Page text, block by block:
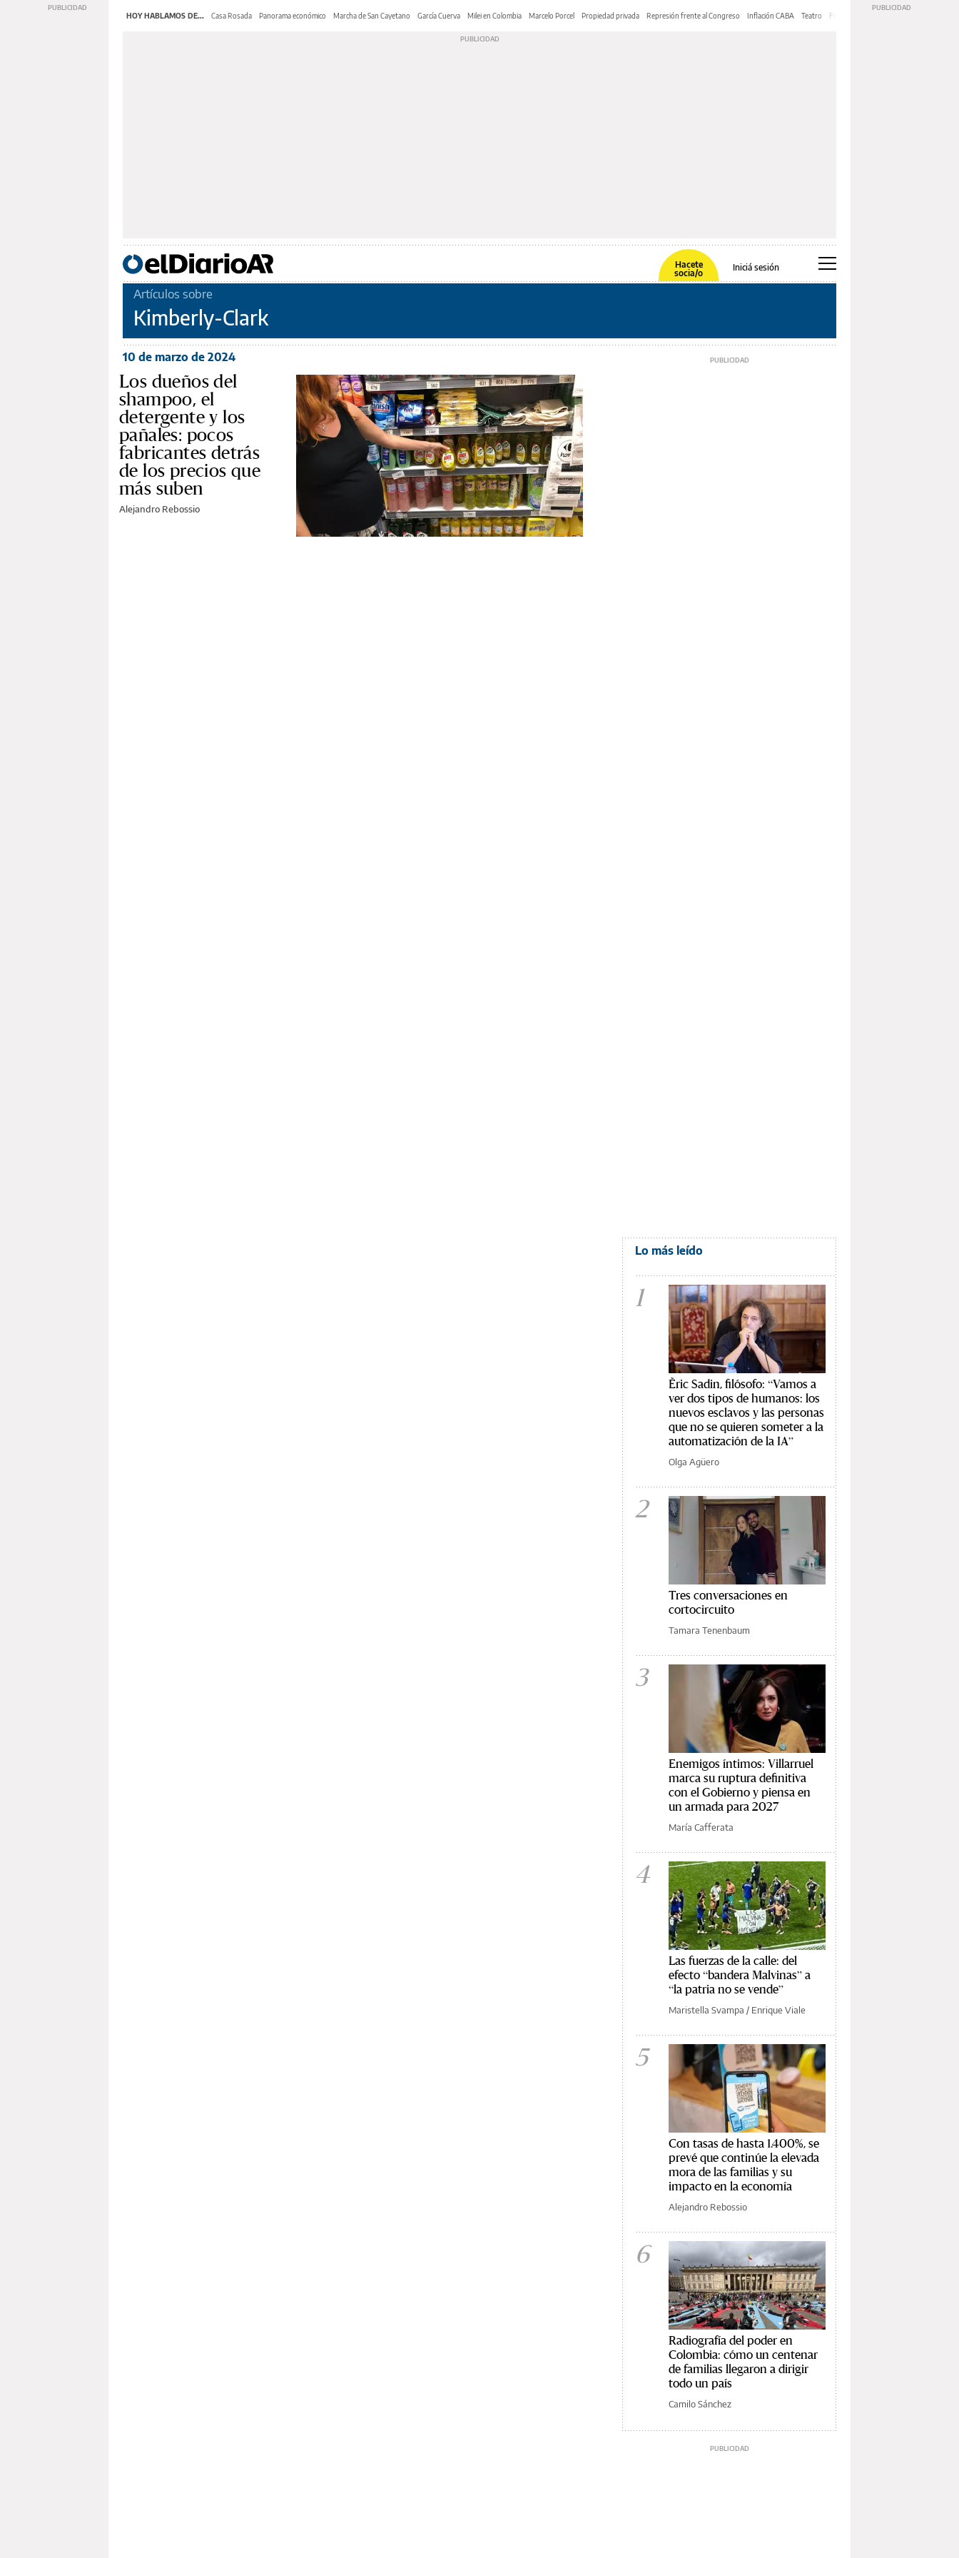
HOY HABLAMOS DE... Casa Rosada Panorama económico Marcha de San Cayetano García Cuerva Milei en Colombia Marcelo Porcel Propiedad privada Represión frente al Congreso Inflación CABA Teatro Feria de Editores
Hacete
socia/o
Iniciá sesión
Artículos sobre
Kimberly-Clark
10 de marzo de 2024
Los dueños del
shampoo, el
detergente y los
pañales: pocos
fabricantes detrás
de los precios que
más suben
Alejandro Rebossio
Lo más leído
1
Èric Sadin, filósofo: “Vamos a
ver dos tipos de humanos: los
nuevos esclavos y las personas
que no se quieren someter a la
automatización de la IA”
Olga Agüero
2
Tres conversaciones en
cortocircuito
Tamara Tenenbaum
3
Enemigos íntimos: Villarruel
marca su ruptura definitiva
con el Gobierno y piensa en
un armada para 2027
María Cafferata
4
Las fuerzas de la calle: del
efecto “bandera Malvinas” a
“la patria no se vende”
Maristella Svampa / Enrique Viale
5
Con tasas de hasta 1.400%, se
prevé que continúe la elevada
mora de las familias y su
impacto en la economía
Alejandro Rebossio
6
Radiografía del poder en
Colombia: cómo un centenar
de familias llegaron a dirigir
todo un país
Camilo Sánchez